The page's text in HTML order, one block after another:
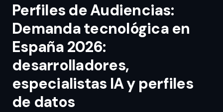
Perfiles de Audiencias:
Demanda tecnológica en
España 2026:
desarrolladores,
especialistas IA y perfiles
de datos